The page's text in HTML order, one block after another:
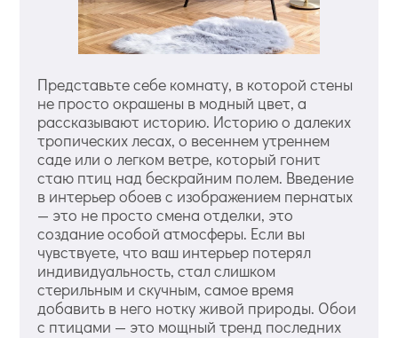
Представьте себе комнату, в которой стены
не просто окрашены в модный цвет, а
рассказывают историю. Историю о далеких
тропических лесах, о весеннем утреннем
саде или о легком ветре, который гонит
стаю птиц над бескрайним полем. Введение
в интерьер обоев с изображением пернатых
— это не просто смена отделки, это
создание особой атмосферы. Если вы
чувствуете, что ваш интерьер потерял
индивидуальность, стал слишком
стерильным и скучным, самое время
добавить в него нотку живой природы. Обои
с птицами — это мощный тренд последних